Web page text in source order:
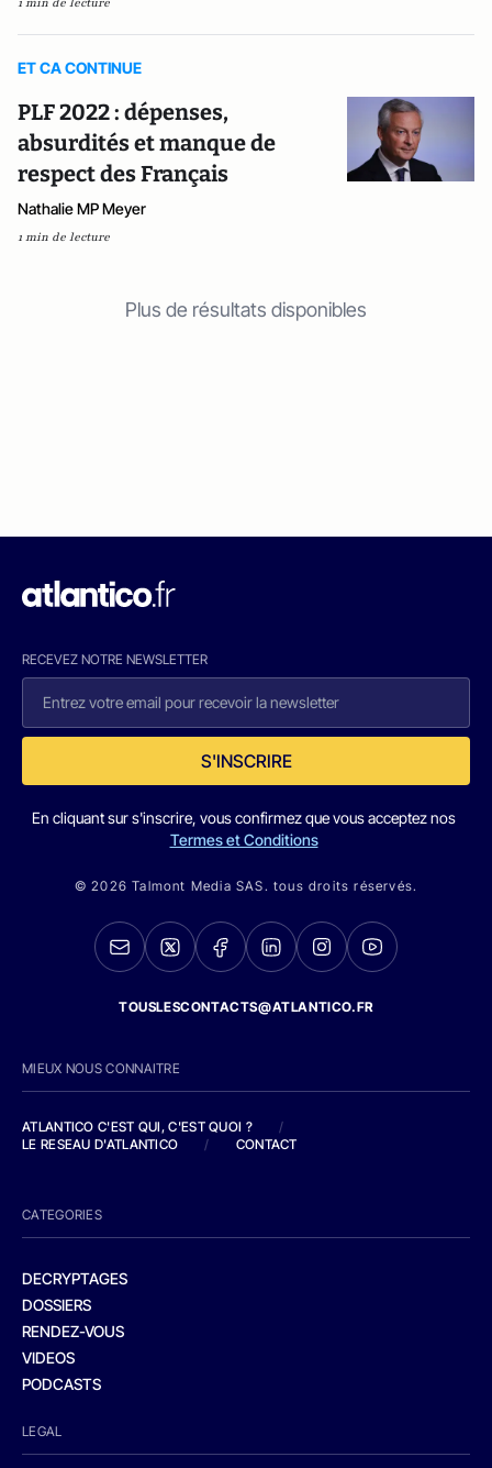
ET CA CONTINUE
PLF 2022 : dépenses,
absurdités et manque de
respect des Français
Nathalie MP Meyer
1 min de lecture
Plus de résultats disponibles
RECEVEZ NOTRE NEWSLETTER
S'INSCRIRE
En cliquant sur s'inscrire, vous confirmez que vous acceptez nos
Termes et Conditions
© 2026 Talmont Media SAS. tous droits réservés.
TOUSLESCONTACTS@ATLANTICO.FR
MIEUX NOUS CONNAITRE
ATLANTICO C'EST QUI, C'EST QUOI ?
/
LE RESEAU D'ATLANTICO
/ CONTACT
CATEGORIES
DECRYPTAGES
DOSSIERS
RENDEZ-VOUS
VIDEOS
PODCASTS
LEGAL